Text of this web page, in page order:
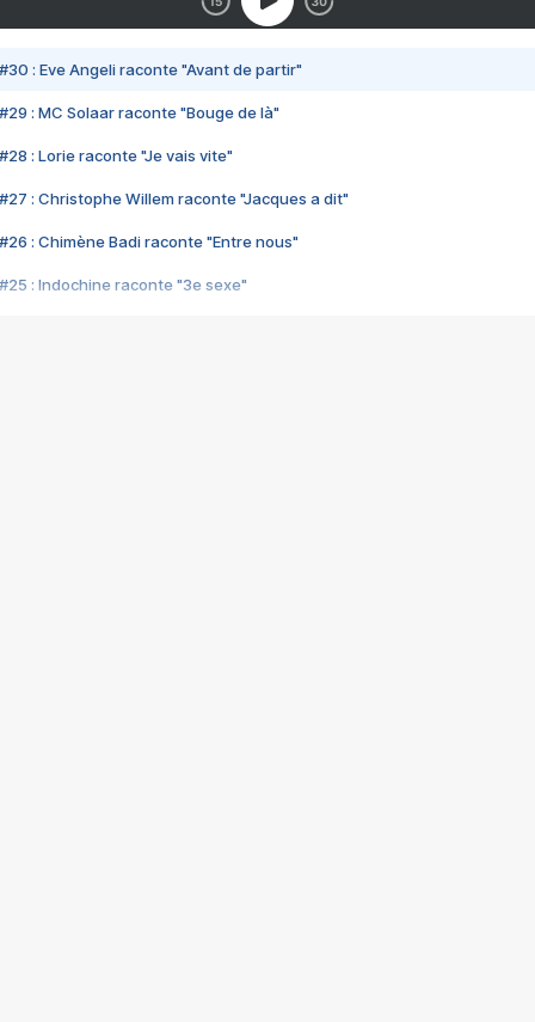
#30 : Eve Angeli raconte "Avant de partir"
#29 : MC Solaar raconte "Bouge de là"
#28 : Lorie raconte "Je vais vite"
#27 : Christophe Willem raconte "Jacques a dit"
#26 : Chimène Badi raconte "Entre nous"
#25 : Indochine raconte "3e sexe"